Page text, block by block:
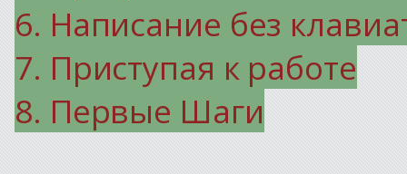
6. Написание без
7. Приступая к работе
8. Первые Шаги